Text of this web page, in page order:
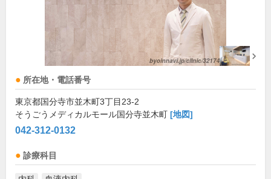
所在地・電話番号
東京都国分寺市並木町3丁目23-2
そうごうメディカルモール国分寺並木町 [地図]
042-312-0132
診療科目